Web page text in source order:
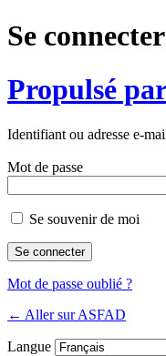
Se connecter
Propulsé
Identifiant ou adresse e-
Mot de passe
Se souvenir de moi
Mot de passe oublié ?
← Aller sur ASFAD
Langue